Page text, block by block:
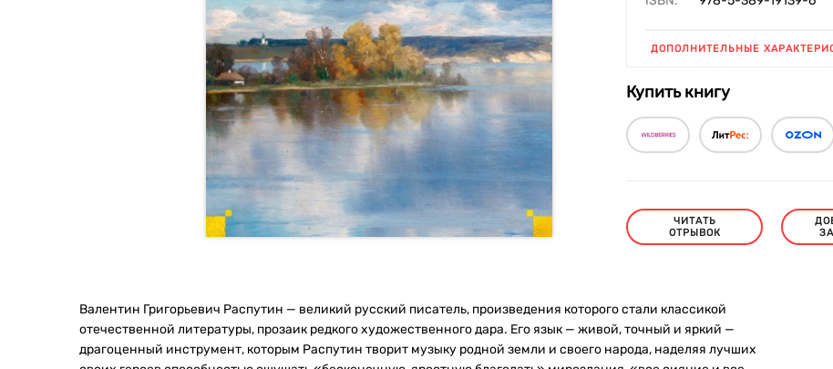
ДОПОЛНИТЕЛЬНЫЕ
Купить книгу
ЧИТАТЬ
ОТРЫВОК
Валентин Григорьевич Распутин — великий русский писатель, произведения которого стали классикой
отечественной литературы, прозаик редкого художественного дара. Его язык — живой, точный и яркий —
драгоценный инструмент, которым Распутин творит музыку родной земли и своего народа, наделяя лучших